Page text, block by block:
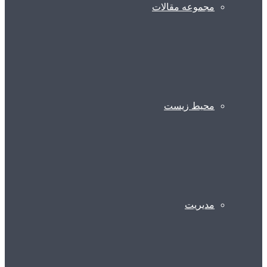
مجموعه مقالات
محیط زیست
مدیریت